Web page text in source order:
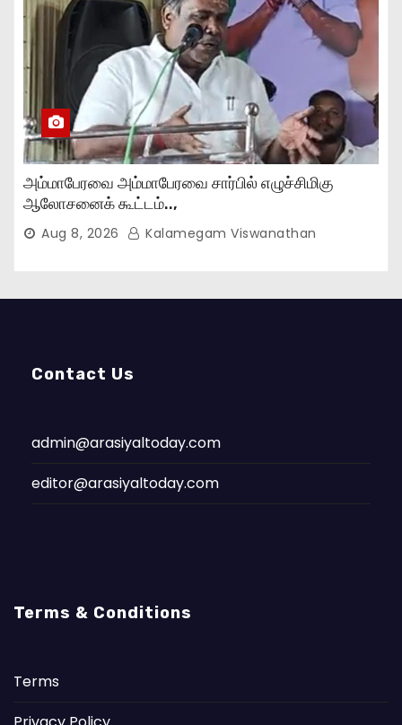
அம்மாபேரவை அம்மாபேரவை சார்பில் எழுச்சிமிகு
ஆலோசனைக் கூட்டம்..,
Aug 8, 2026 Kalamegam Viswanathan
Contact Us
admin@arasiyaltoday.com
editor@arasiyaltoday.com
Terms & Conditions
Terms